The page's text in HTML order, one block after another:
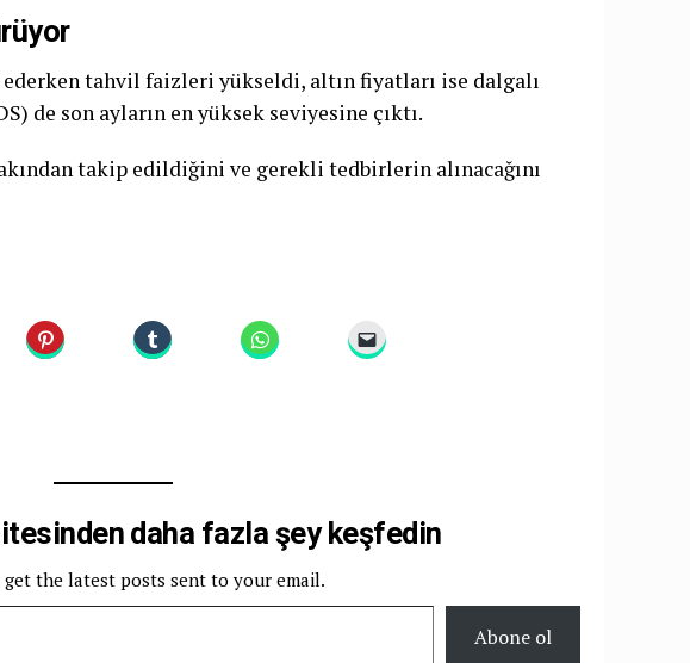
ederken tahvil faizleri yükseldi, altın fiyatları ise dalgalı
de son ayların en yüksek seviyesine çıktı.
takip edildiğini ve gerekli tedbirlerin alınacağını
daha fazla şey keşfedin
get the latest posts sent to your email.
Abone ol